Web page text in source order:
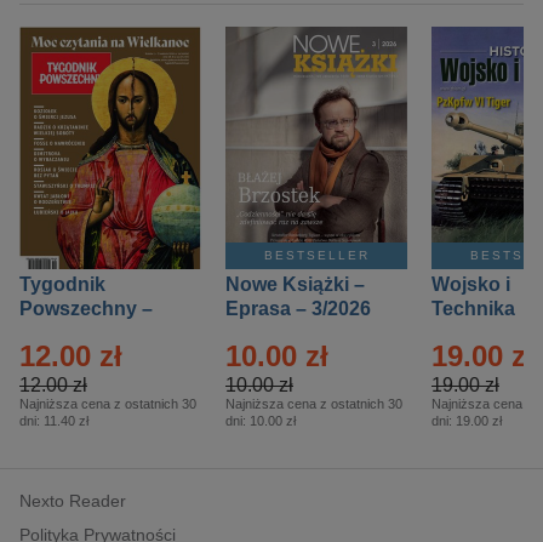
Tygodnik
Powszechny –
12.00 zł
12.00 zł
Najniższa cena z ostatnich 30
dni: 11.40 zł
BESTSELLER
Nowe Książki –
Eprasa – 3/2026
10.00 zł
10.00 zł
Najniższa cena z ostatnich 30
dni: 10.00 zł
Wojsko i
Technika
– 2/2026
19.00 zł
19.00 zł
Najniższa cena z
dni: 19.00 zł
Nexto Reader
Polityka Prywatności